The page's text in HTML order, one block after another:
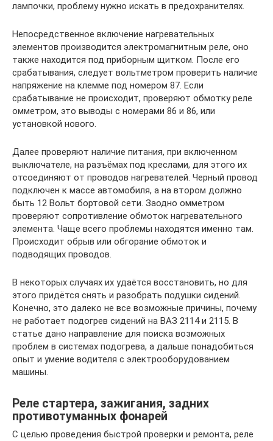
лампочки, проблему нужно искать в предохранителях.
Непосредственное включение нагревательных
элементов производится электромагнитным реле, оно
также находится под приборным щитком. После его
срабатывания, следует вольтметром проверить наличие
напряжение на клемме под номером 87. Если
срабатывание не происходит, проверяют обмотку реле
омметром, это выводы с номерами 86 и 86, или
установкой нового.
Далее проверяют наличие питания, при включенном
выключателе, на разъёмах под креслами, для этого их
отсоединяют от проводов нагревателей. Черный провод
подключен к массе автомобиля, а на втором должно
быть 12 Вольт бортовой сети. Заодно омметром
проверяют сопротивление обмоток нагревательного
элемента. Чаще всего проблемы находятся именно там.
Происходит обрыв или обгорание обмоток и
подводящих проводов.
В некоторых случаях их удаётся восстановить, но для
этого придётся снять и разобрать подушки сидений.
Конечно, это далеко не все возможные причины, почему
не работает подогрев сидений на ВАЗ 2114 и 2115. В
статье дано направление для поиска возможных
проблем в системах подогрева, а дальше понадобиться
опыт и умение водителя с электрооборудованием
машины.
Реле стартера, зажигания, задних
противотуманных фонарей
С целью проведения быстрой проверки и ремонта, реле